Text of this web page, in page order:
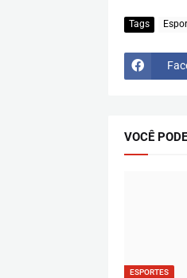
Tags
VOCÊ
ESPORTES